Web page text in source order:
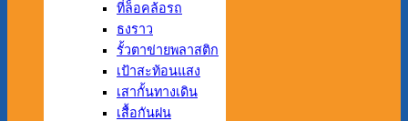
ที่ล็อคล้อรถ
ธงราว
รั้วตาข่ายพลาสติก
เป้าสะท้อนแสง
เสากั้นทางเดิน
เสื้อกันฝน